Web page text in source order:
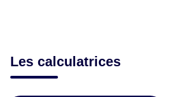
Les calculatrices